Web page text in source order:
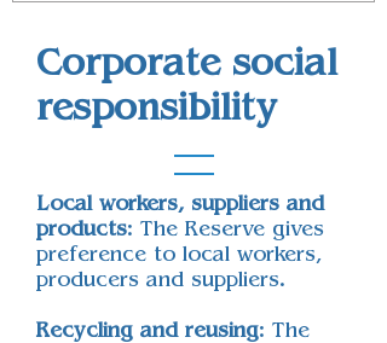
Corporate social
responsibility
Local workers, suppliers and
products: The Reserve gives
preference to local workers,
producers and suppliers.
Recycling and reusing: The